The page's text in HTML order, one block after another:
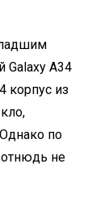
Galaxy A34
корпус из
по
отнюдь не